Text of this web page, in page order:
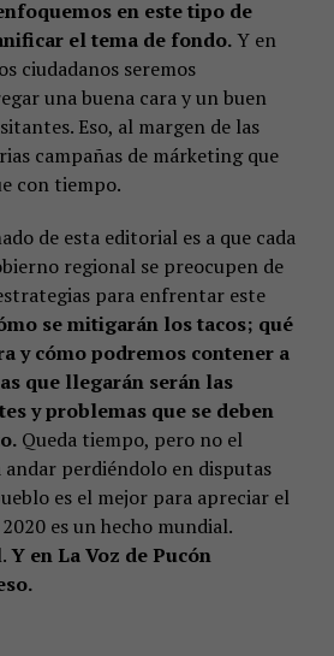
en este tipo de
el tema de fondo.Y en
ciudadanos seremos
una buena cara y un buen
Eso, al margen de las
campañas de márketing que
con tiempo.
de esta editorial es a que cada
regional se preocupen de
para enfrentar este
se mitigarán los tacos; qué
y cómo podremos contener a
que llegarán serán las
y problemas que se deben
Queda tiempo, pero no el
perdiéndolo en disputas
es el mejor para apreciar el
es un hecho mundial.
Y en La Voz de Pucón